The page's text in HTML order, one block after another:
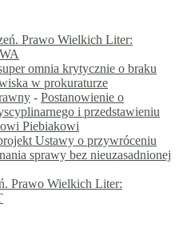
Prawo Wielkich Liter:
omnia krytycznie o braku
w prokuraturze
- Postanowienie o
i przedstawieniu
Piebiakowi
Ustawy o przywróceniu
sprawy bez nieuzasadnionej
Prawo Wielkich Liter: